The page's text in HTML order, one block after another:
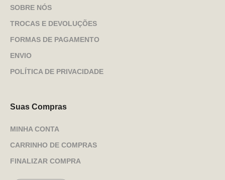
SOBRE NÓS
TROCAS E DEVOLUÇÕES
FORMAS DE PAGAMENTO
ENVIO
POLÍTICA DE PRIVACIDADE
Suas Compras
MINHA CONTA
CARRINHO DE COMPRAS
FINALIZAR COMPRA